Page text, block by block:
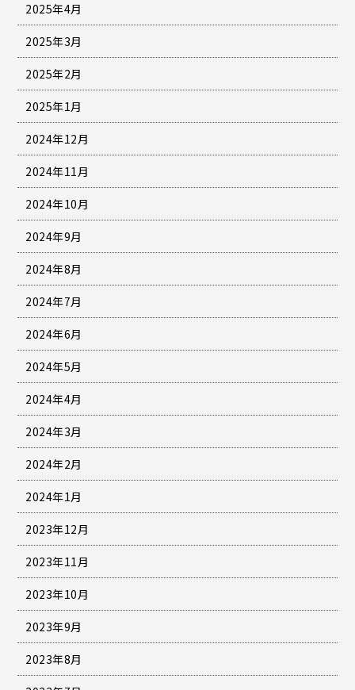
2025年4月
2025年3月
2025年2月
2025年1月
2024年12月
2024年11月
2024年10月
2024年9月
2024年8月
2024年7月
2024年6月
2024年5月
2024年4月
2024年3月
2024年2月
2024年1月
2023年12月
2023年11月
2023年10月
2023年9月
2023年8月